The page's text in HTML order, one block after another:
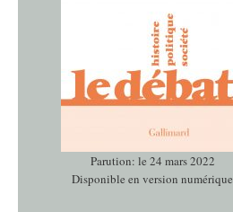
Parution: le 24 mars 2022
Disponible en version numérique